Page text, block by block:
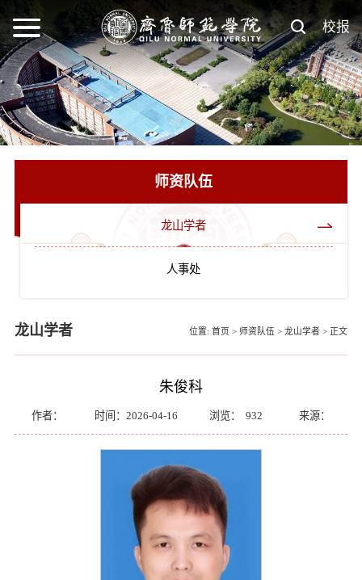
校报
师资队伍
龙山学者
人事处
龙山学者 位置: 首页 > 师资队伍 > 龙山学者 > 正文
朱俊科
作者： 时间：2026-04-16 浏览： 932 来源：